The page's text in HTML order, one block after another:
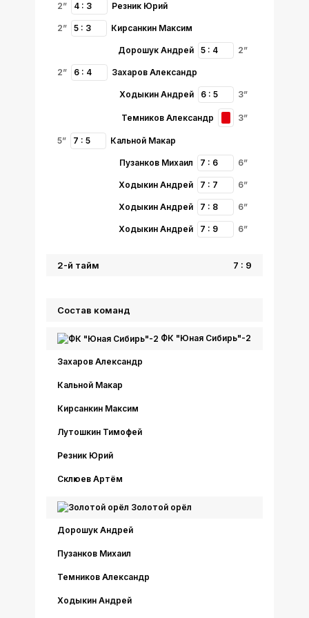
2” 4 : 3 Резник Юрий
2” 5 : 3 Кирсанкин Максим
2”
5 : 4
Дорошук Андрей
2” 6 : 4 Захаров Александр
3”
6 : 5
Ходыкин Андрей
3”
Темников Александр
5” 7 : 5 Кальной Макар
6”
7 : 6
Пузанков Михаил
6”
7 : 7
Ходыкин Андрей
6”
7 : 8
Ходыкин Андрей
6”
7 : 9
Ходыкин Андрей
2-й тайм 7 : 9
Состав команд
ФК "Юная Сибирь"-2
Захаров Александр
Кальной Макар
Кирсанкин Максим
Лутошкин Тимофей
Резник Юрий
Склюев Артём
Золотой орёл
Дорошук Андрей
Пузанков Михаил
Темников Александр
Ходыкин Андрей